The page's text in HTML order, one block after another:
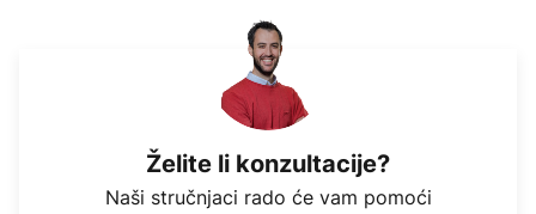
Želite li konzultacije?
Naši stručnjaci rado će vam pomoći